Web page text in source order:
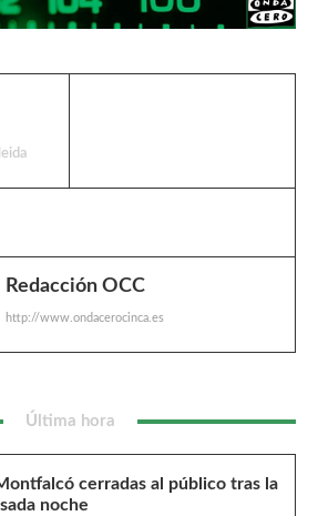
Redacción OCC
http://www.ondacerocinca.es
Última hora
cerradas al público tras la
noche